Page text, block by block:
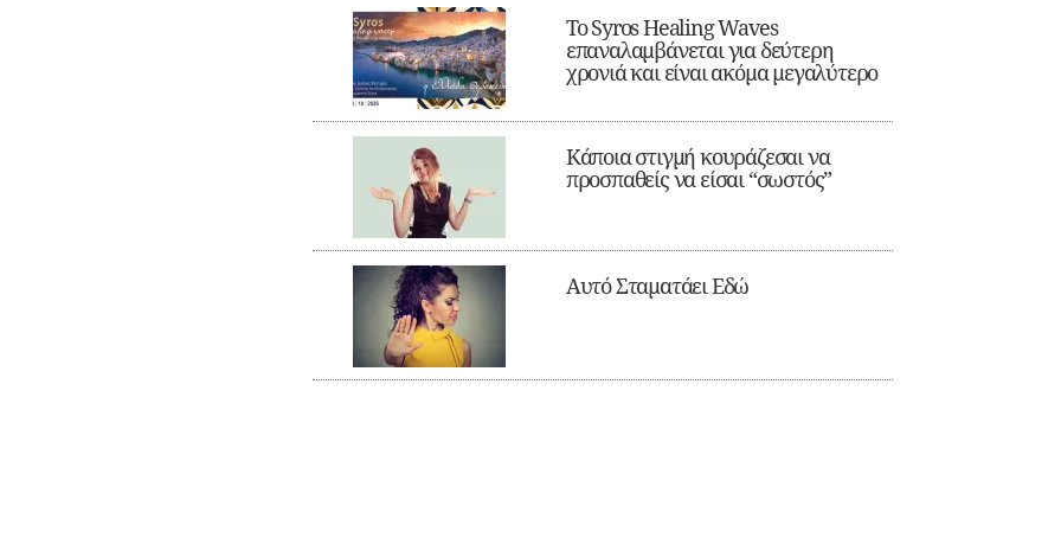
Το Syros Healing Waves
επαναλαμβάνεται για δεύτερη
χρονιά και είναι ακόμα μεγαλύτερο
Κάποια στιγμή κουράζεσαι να
προσπαθείς να είσαι “σωστός”
Αυτό Σταματάει Εδώ